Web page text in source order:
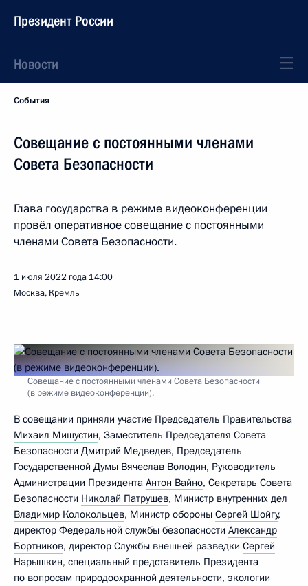
Президент России
Новости
События
Совещание с постоянными членами
Совета Безопасности
Глава государства в режиме видеоконференции
провёл оперативное совещание с постоянными
членами Совета Безопасности.
1 июля 2022 года 14:00
Москва, Кремль
Совещание с постоянными членами Совета Безопасности
(в режиме видеоконференции).
В совещании приняли участие Председатель Правительства
Михаил Мишустин, Заместитель Председателя Совета
Безопасности Дмитрий Медведев, Председатель
Государственной Думы Вячеслав Володин, Руководитель
Администрации Президента Антон Вайно, Секретарь Совета
Безопасности Николай Патрушев, Министр внутренних дел
Владимир Колокольцев, Министр обороны Сергей Шойгу,
директор Федеральной службы безопасности Александр
Бортников, директор Службы внешней разведки Сергей
Нарышкин, специальный представитель Президента
по вопросам природоохранной деятельности, экологии